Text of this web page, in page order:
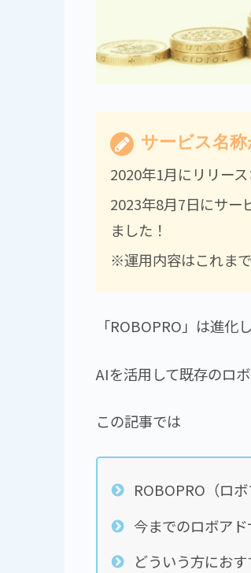
サービス名
2020年1月にリリー
2023年8月7日にサー
ました！
※運用内容はこれま
「ROBOPRO」は進化
AIを活用して既存のロ
この記事では
ROBOPRO（ロ
今までのロボア
どういう方にお